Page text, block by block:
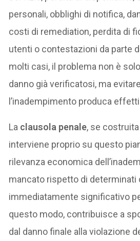
personali, obblighi di notifica,
costi di remediation, perdita di
utenti o contestazioni da parte
molti casi, il problema non è
danno già verificatosi, ma
l’inadempimento produca
La clausola penale, se
interviene proprio su questo
rilevanza economica
mancato rispetto di determinati
immediatamente significativo
questo modo, contribuisce a
dal danno finale alla violazione